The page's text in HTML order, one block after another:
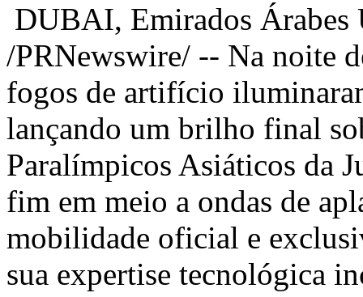
DUBAI, Emirados Árabes
/PRNewswire/ -- Na noite
fogos de artifício
lançando um brilho final
Paralímpicos Asiáticos da
fim em meio a ondas de
mobilidade oficial e
sua expertise tecnológica